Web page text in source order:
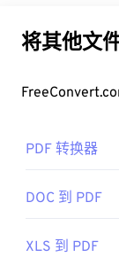
设备或操作系
肿，包含许多
大多数网络浏
需要插件或扩
的。
将其他文
PDF 转换器
DOC 到 PDF
XLS 到 PDF